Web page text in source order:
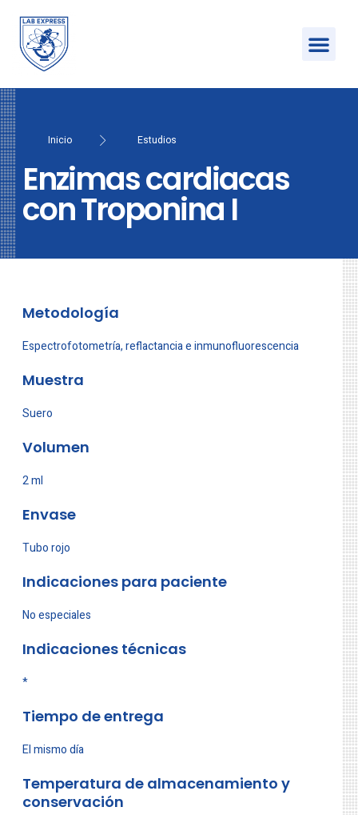
Inicio Estudios
Enzimas cardiacas
con Troponina I
Metodología
Espectrofotometría, reflactancia e inmunofluorescencia
Muestra
Suero
Volumen
2 ml
Envase
Tubo rojo
Indicaciones para paciente
No especiales
Indicaciones técnicas
*
Tiempo de entrega
El mismo día
Temperatura de almacenamiento y
conservación